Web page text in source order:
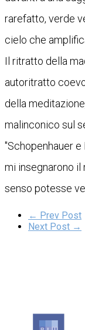
rarefatto, verde
cielo che
Il ritratto della
autoritratto
della
malinconico sul
"Schopenhauer
mi insegnarono il
senso potesse
← Prev Post
Next Post →